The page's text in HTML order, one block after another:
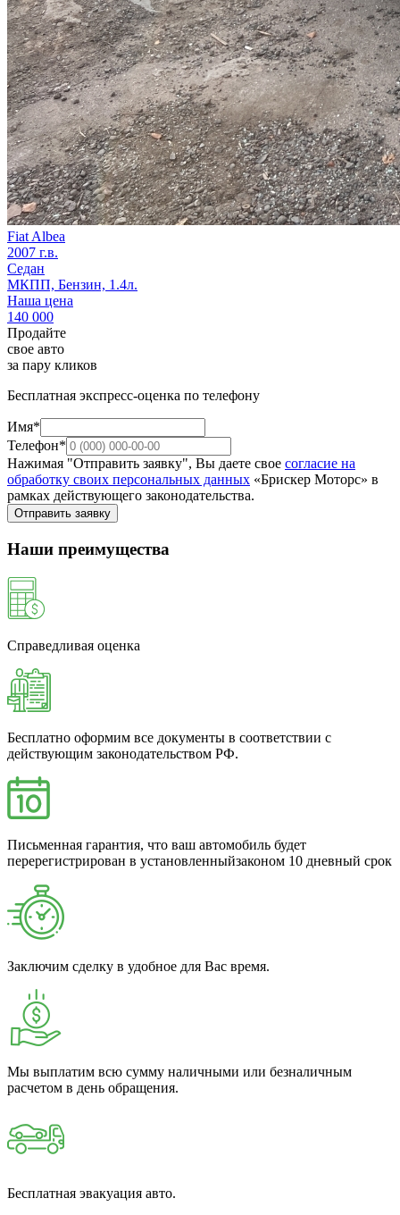
Fiat Albea
2007 г.в.
Седан
МКПП, Бензин, 1.4л.
Наша цена
140 000
Продайте
свое авто
за пару кликов
Бесплатная экспресс-оценка по телефону
Имя*
Телефон*
Нажимая "Отправить заявку", Вы даете свое согласие на
обработку своих персональных данных «Брискер Моторс» в
рамках действующего законодательства.
Отправить заявку
Наши преимущества
Справедливая оценка
Бесплатно оформим все документы в соответствии с
действующим законодательством РФ.
Письменная гарантия, что ваш автомобиль будет
перерегистрирован в установленныйзаконом 10 дневный срок
Заключим сделку в удобное для Вас время.
Мы выплатим всю сумму наличными или безналичным
расчетом в день обращения.
Бесплатная эвакуация авто.